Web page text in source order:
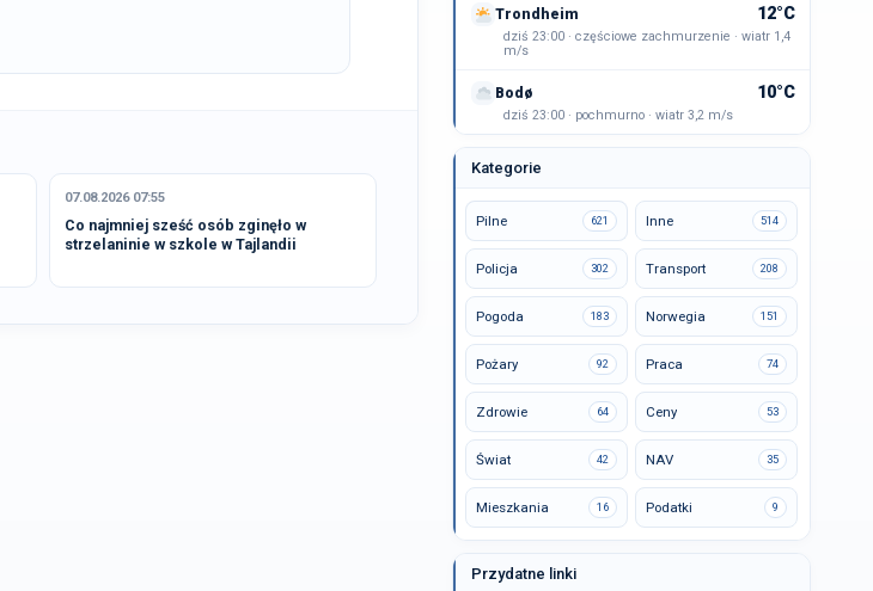
07.08.2026 07:55
Co najmniej sześć osób zginęło w
strzelaninie w szkole w Tajlandii
Trondheim 12°C
dziś 23:00 · częściowe zachmurzenie · wiatr 1,4
m/s
Bodø 10°C
dziś 23:00 · pochmurno · wiatr 3,2 m/s
Kategorie
Pilne 621 Inne 514
Policja 302 Transport 208
Pogoda 183 Norwegia 151
Pożary 92 Praca 74
Zdrowie 64 Ceny 53
Świat 42 NAV 35
Mieszkania 16 Podatki 9
Przydatne linki